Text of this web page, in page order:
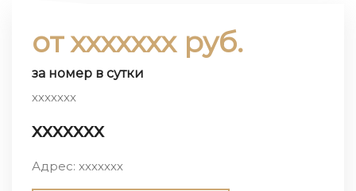
от ххххххх руб.
за номер в сутки
ххххххх
ххххххх
Адрес: ххххххх